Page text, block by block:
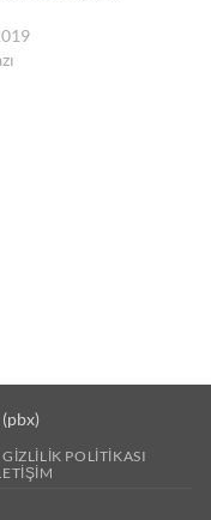
GIZLILIK POLITIKASI